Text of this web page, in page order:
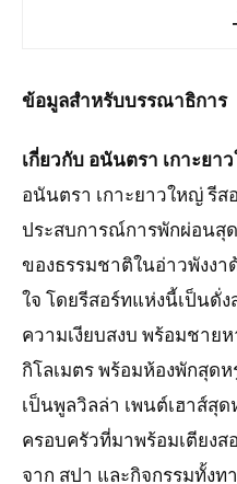
ข้อมูลสำหรับบรรณาธิการ
เกี่ยวกับ อนันตรา เกาะยา
อนันตรา เกาะยาวใหญ่ รี
ประสบการณ์การพักผ่อนสุ
ของธรรมชาติในอ่าวพังง
ใจ โดยรีสอร์ทแห่งนี้เป็นดั่
ความเงียบสงบ พร้อมชาย
กิโลเมตร พร้อมห้องพักสุด
เป็นพูลวิลล่า เพนต์เฮาส์สุ
ครอบครัวที่มาพร้อมเตียง
จาก สปา และกิจกรรมทั้งท